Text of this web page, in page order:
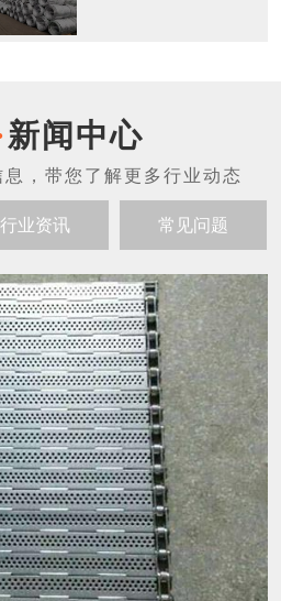
新闻中心
行业资讯 常见问题